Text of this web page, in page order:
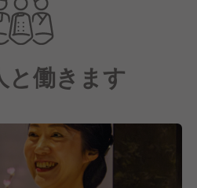
イタリア料理の軽やかさと、
け合わせ、日常の延長線上に
う”を追求しました。素材選
度に重くならない構成であり
ない一皿を提供します。
と働きます